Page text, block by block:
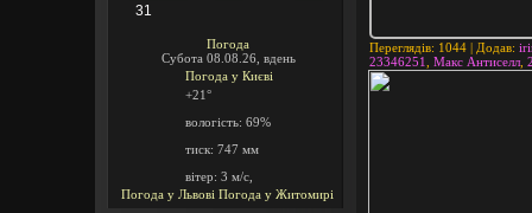
31
Погода
Субота 08.08.26, вдень
Погода у Києві
+21°
вологість: 69%
тиск: 747 мм
вітер: 3 м/с,
Погода у Львові Погода у Житомирі
Переглядів: 1044 | Додав:
23346251
Макс Антиселл